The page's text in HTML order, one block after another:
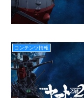
コンテンツ情報